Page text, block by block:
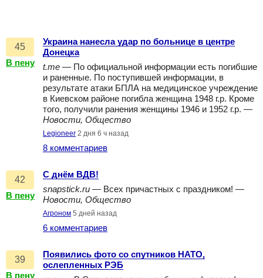
45
В пену
Украина нанесла удар по больнице в центре
Донецка
t.me — По официальной информации есть погибшие
и раненные. По поступившей информации, в
результате атаки БПЛА на медицинское учреждение
в Киевском районе погибла женщина 1948 г.р. Кроме
того, получили ранения женщины 1946 и 1952 г.р. —
Новости, Общество
Legioneer 2 дня 6 ч назад
8 комментариев
42
В пену
С днём ВДВ!
snapstick.ru — Всех причастных с праздником! —
Новости, Общество
Агроном 5 дней назад
6 комментариев
39
В пену
Появились фото со спутников НАТО,
ослепленных РЭБ